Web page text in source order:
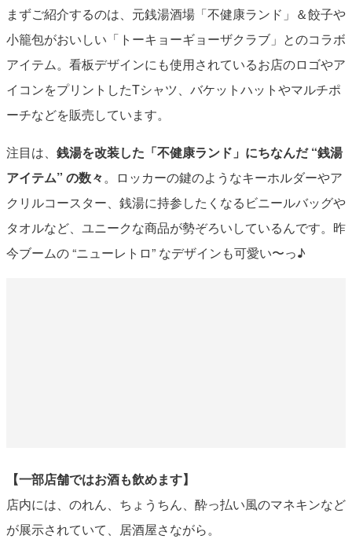
まずご紹介するのは、元銭湯酒場「不健康ランド」＆餃子や
小籠包がおいしい「トーキョーギョーザクラブ」とのコラボ
アイテム。看板デザインにも使用されているお店のロゴやア
イコンをプリントしたTシャツ、バケットハットやマルチポ
ーチなどを販売しています。
注目は、 銭湯を改装した「不健康ランド」にちなんだ “銭湯
アイテム” の数々。ロッカーの鍵のようなキーホルダーやア
クリルコースター、銭湯に持参したくなるビニールバッグや
タオルなど、ユニークな商品が勢ぞろいしているんです。昨
今ブームの “ニューレトロ” なデザインも可愛い〜っ♪
【一部店舗ではお酒も飲めます】
店内には、のれん、ちょうちん、酔っ払い風のマネキンなど
が展示されていて、居酒屋さながら。